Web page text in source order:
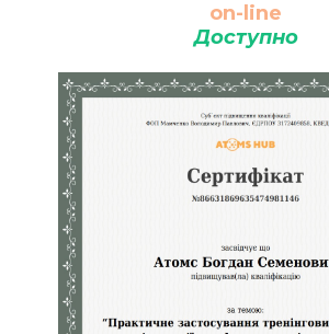
on-line
Доступно